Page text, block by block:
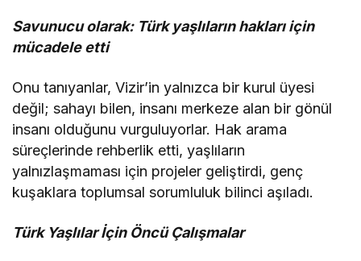
Savunucu olarak: Türk yaşlıların hakları için
mücadele etti
Onu tanıyanlar, Vizir’in yalnızca bir kurul üyesi
değil; sahayı bilen, insanı merkeze alan bir gönül
insanı olduğunu vurguluyorlar. Hak arama
süreçlerinde rehberlik etti, yaşlıların
yalnızlaşmaması için projeler geliştirdi, genç
kuşaklara toplumsal sorumluluk bilinci aşıladı.
Türk Yaşlılar İçin Öncü Çalışmalar